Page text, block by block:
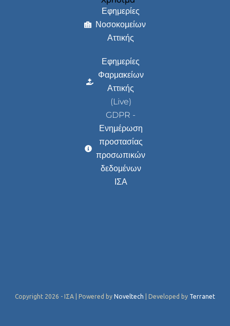
Εφημερίες
Νοσοκομείων
Αττικής
Εφημερίες
Φαρμακείων
Αττικής
(Live)
GDPR -
Ενημέρωση
προστασίας
προσωπικών
δεδομένων
ΙΣΑ
Copyright 2026 - ΙΣΑ | Powered by Noveltech | Developed by Terranet